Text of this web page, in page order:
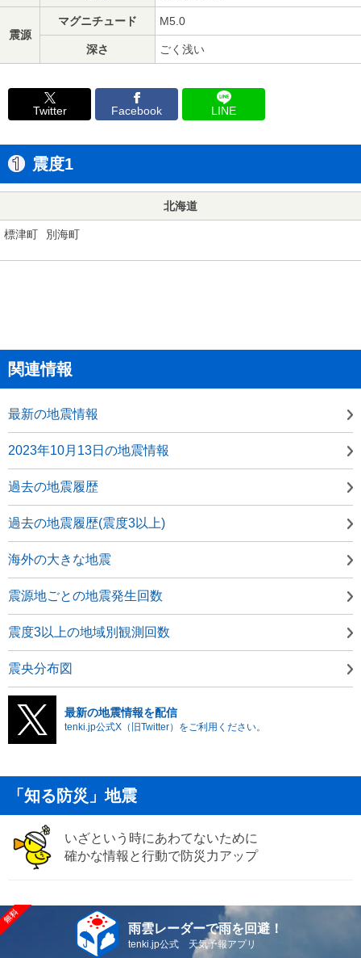
震源
マグニチュード M5.0
深さ ごく浅い
Twitter Facebook LINE
震度1
北海道
標津町 別海町
関連情報
最新の地震情報
2023年10月13日の地震情報
過去の地震履歴
過去の地震履歴(震度3以上)
海外の大きな地震
震源地ごとの地震発生回数
震度3以上の地域別観測回数
震央分布図
最新の地震情報を配信
tenki.jp公式X（旧Twitter）をご利用ください。
「知る防災」地震
いざという時にあわてないために
確かな情報と行動で防災力アップ
雨雲レーダーで雨を回避！
tenki.jp公式 天気予報アプリ